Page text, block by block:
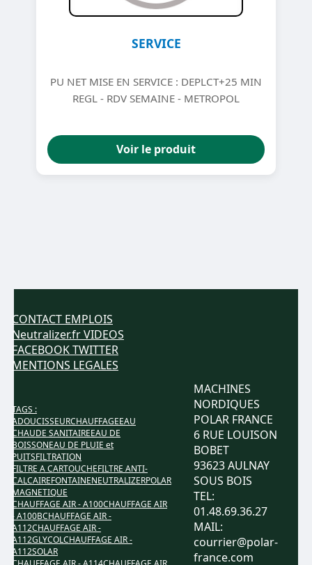
SERVICE
PU NET MISE EN SERVICE : DEPLCT+25 MIN
REGL - RDV SEMAINE - METROPOL
Voir le produit
CONTACT EMPLOIS
Neutralizer.frVIDEOS
FACEBOOKTWITTER
MENTIONS LEGALES
TAGS :
ADOUCISSEURCHAUFFAGEEAU
CHAUDE SANITAIREEAU DE
BOISSONEAU DE PLUIE et
PUITSFILTRATION
FILTRE A CARTOUCHEFILTRE ANTI-
CALCAIREFONTAINENEUTRALIZERPOLAR
MAGNETIQUE
CHAUFFAGE AIR - A100CHAUFFAGE AIR
- A100BCHAUFFAGE AIR -
A112CHAUFFAGE AIR -
A112GLYCOLCHAUFFAGE AIR -
A112SOLAR
MACHINES
NORDIQUES
POLAR FRANCE
6 RUE LOUISON
BOBET
93623 AULNAY
SOUS BOIS
TEL:
01.48.69.36.27
MAIL:
courrier@polar-
france.com